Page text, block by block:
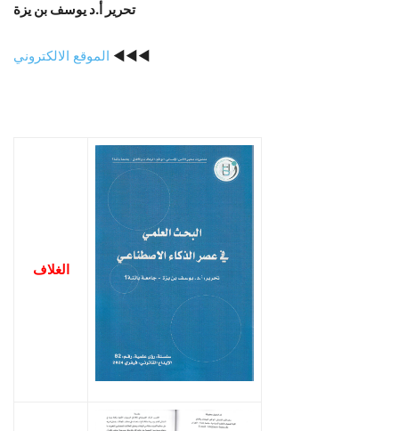
تحرير أ.د يوسف بن يزة
الموقع الالكتروني ◄◄◄
الغلاف